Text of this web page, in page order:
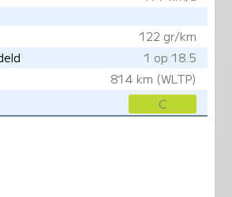
122 gr/km
1 op 18.5
814 km (WLTP)
C